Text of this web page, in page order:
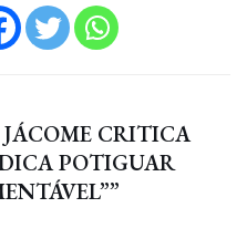
JÁCOME CRITICA
POTIGUAR